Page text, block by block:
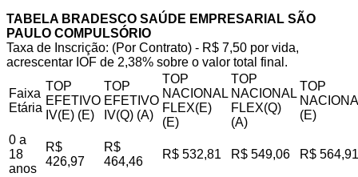
TABELA BRADESCO SAÚDE EMPRESARIAL SÃO
PAULO COMPULSÓRIO
Taxa de Inscrição: (Por Contrato) - R$ 7,50 por vida,
acrescentar IOF de 2,38% sobre o valor total final.
Faixa
Etária
TOP
EFETIVO
IV(E) (E)
TOP
EFETIVO
IV(Q) (A)
TOP
NACIONAL
FLEX(E)
(E)
TOP
NACIONAL
FLEX(Q)
(A)
TOP
(E)
0 a
18
anos
R$
426,97
R$
464,46
R$ 532,81 R$ 549,06 R$ 564,91